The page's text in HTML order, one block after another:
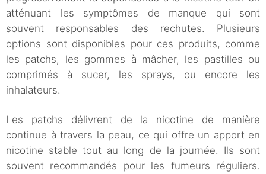
atténuant les symptômes de manque qui sont
souvent responsables des rechutes. Plusieurs
options sont disponibles pour ces produits, comme
les patchs, les gommes à mâcher, les pastilles ou
comprimés à sucer, les sprays, ou encore les
inhalateurs.
Les patchs délivrent de la nicotine de manière
continue à travers la peau, ce qui offre un apport en
nicotine stable tout au long de la journée. Ils sont
souvent recommandés pour les fumeurs réguliers.